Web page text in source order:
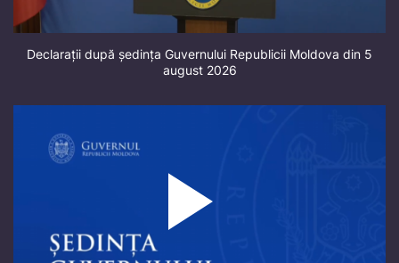
Declarații după ședința Guvernului Republicii Moldova din 5
august 2026